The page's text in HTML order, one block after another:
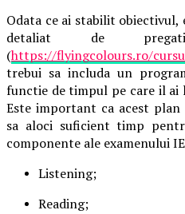
Odata ce ai stabilit
detaliat de
(https://flyingcolours.ro/
trebui sa includa un
functie de timpul pe care il ai
Este important ca acest
sa aloci suficient timp
componente ale examenului
Listening;
Reading;